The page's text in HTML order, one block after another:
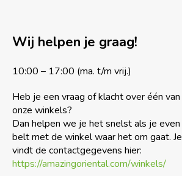
Wij helpen je graag!
10:00 – 17:00 (ma. t/m vrij.)
Heb je een vraag of klacht over één van
onze winkels?
Dan helpen we je het snelst als je even
belt met de winkel waar het om gaat. Je
vindt de contactgegevens hier:
https://amazingoriental.com/winkels/